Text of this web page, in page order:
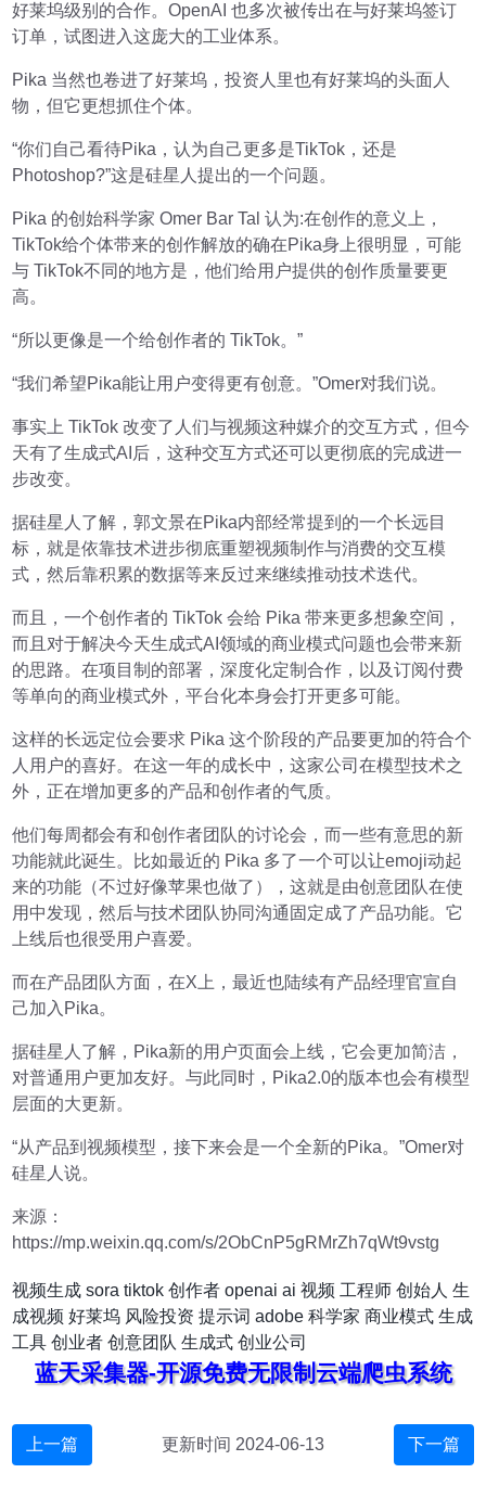
好莱坞级别的合作。OpenAI 也多次被传出在与好莱坞签订
订单，试图进入这庞大的工业体系。
Pika 当然也卷进了好莱坞，投资人里也有好莱坞的头面人
物，但它更想抓住个体。
“你们自己看待Pika，认为自己更多是TikTok，还是
Photoshop?”这是硅星人提出的一个问题。
Pika 的创始科学家 Omer Bar Tal 认为:在创作的意义上，
TikTok给个体带来的创作解放的确在Pika身上很明显，可能
与 TikTok不同的地方是，他们给用户提供的创作质量要更
高。
“所以更像是一个给创作者的 TikTok。”
“我们希望Pika能让用户变得更有创意。”Omer对我们说。
事实上 TikTok 改变了人们与视频这种媒介的交互方式，但今
天有了生成式AI后，这种交互方式还可以更彻底的完成进一
步改变。
据硅星人了解，郭文景在Pika内部经常提到的一个长远目
标，就是依靠技术进步彻底重塑视频制作与消费的交互模
式，然后靠积累的数据等来反过来继续推动技术迭代。
而且，一个创作者的 TikTok 会给 Pika 带来更多想象空间，
而且对于解决今天生成式AI领域的商业模式问题也会带来新
的思路。在项目制的部署，深度化定制合作，以及订阅付费
等单向的商业模式外，平台化本身会打开更多可能。
这样的长远定位会要求 Pika 这个阶段的产品要更加的符合个
人用户的喜好。在这一年的成长中，这家公司在模型技术之
外，正在增加更多的产品和创作者的气质。
他们每周都会有和创作者团队的讨论会，而一些有意思的新
功能就此诞生。比如最近的 Pika 多了一个可以让emoji动起
来的功能（不过好像苹果也做了），这就是由创意团队在使
用中发现，然后与技术团队协同沟通固定成了产品功能。它
上线后也很受用户喜爱。
而在产品团队方面，在X上，最近也陆续有产品经理官宣自
己加入Pika。
据硅星人了解，Pika新的用户页面会上线，它会更加简洁，
对普通用户更加友好。与此同时，Pika2.0的版本也会有模型
层面的大更新。
“从产品到视频模型，接下来会是一个全新的Pika。”Omer对
硅星人说。
来源：
https://mp.weixin.qq.com/s/2ObCnP5gRMrZh7qWt9vstg
视频生成 sora tiktok 创作者 openai ai 视频 工程师 创始人 生
成视频 好莱坞 风险投资 提示词 adobe 科学家 商业模式 生成
工具 创业者 创意团队 生成式 创业公司
蓝天采集器-开源免费无限制云端爬虫系统
上一篇 更新时间 2024-06-13 下一篇